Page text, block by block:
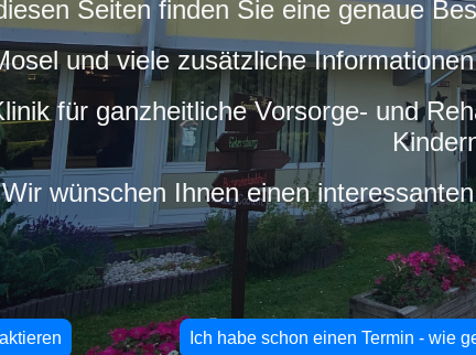
Seiten finden Sie eine genaue
und viele zusätzliche
für ganzheitliche Vorsorge- und
Wir wünschen Ihnen einen
Ich habe schon einen Termin - wie